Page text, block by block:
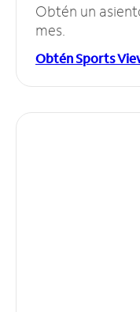
Obtén un
mes.
Obtén Sports